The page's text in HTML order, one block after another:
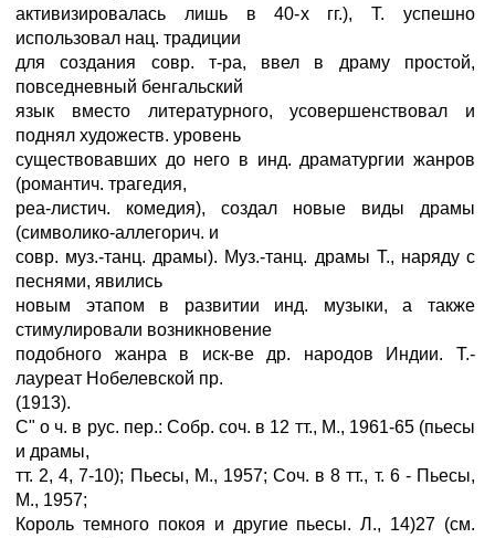
активизировалась лишь в 40-х гг.), Т. успешно
использовал нац. традиции
для создания совр. т-ра, ввел в драму простой,
повседневный бенгальский
язык вместо литературного, усовершенствовал и
поднял художеств. уровень
существовавших до него в инд. драматургии жанров
(романтич. трагедия,
реа-листич. комедия), создал новые виды драмы
(символико-аллегорич. и
совр. муз.-танц. драмы). Муз.-танц. драмы Т., наряду с
песнями, явились
новым этапом в развитии инд. музыки, а также
стимулировали возникновение
подобного жанра в иск-ве др. народов Индии. Т.-
лауреат Нобелевской пр.
(1913).
С" о ч. в рус. пер.: Собр. соч. в 12 тт., М., 1961-65 (пьесы
и драмы,
тт. 2, 4, 7-10); Пьесы, М., 1957; Соч. в 8 тт., т. 6 - Пьесы,
М., 1957;
Король темного покоя и другие пьесы. Л., 14)27 (см.